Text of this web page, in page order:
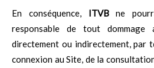
En conséquence,ITVBne
responsable de tout dommage
directement ou indirectement, par
connexion au Site, de la